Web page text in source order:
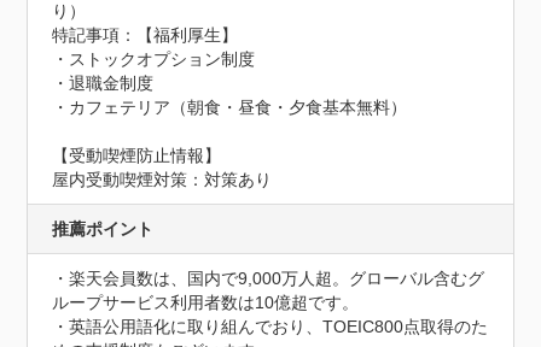
り）
特記事項：【福利厚生】
・ストックオプション制度
・退職金制度
・カフェテリア（朝食・昼食・夕食基本無料）
【受動喫煙防止情報】
屋内受動喫煙対策：対策あり
推薦ポイント
・楽天会員数は、国内で9,000万人超。グローバル含むグ
ループサービス利用者数は10億超です。
・英語公用語化に取り組んでおり、TOEIC800点取得のた